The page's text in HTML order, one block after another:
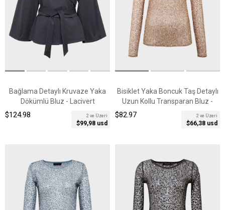
Bağlama Detaylı Kruvaze Yaka
Dökümlü Bluz - Lacivert
2 ve Üzeri
$99,98 usd
$124.98
Bisiklet Yaka Boncuk Taş Detaylı
Uzun Kollu Transparan Bluz -
2 ve Üzeri
$66,38 usd
$82.97